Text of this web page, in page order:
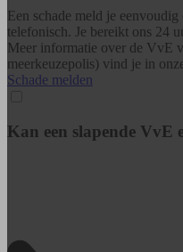
Een schade meld je
telefonisch. Je bereikt ons 24
Meer informatie over de VvE
meerkeuzepolis) vind je in
Schade melden
Kan een slapende VvE